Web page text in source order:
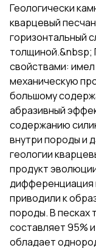
Геологически
кварцевый
горизонтальный
толщиной.&nbsp;
свойствами:
механическую
большому
абразивный
содержанию
внутри породы и
геологии
продукт
дифференциация
приводили к
породы. В песках
составляет 95%
обладает